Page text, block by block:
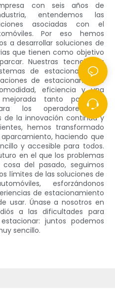
con seis años de
entendemos las
asociadas con el
Por eso hemos
a desarrollar soluciones de
que tienen como objetivo
Nuestras tecnologías
de estacionamiento
de estacionamiento
eficiencia y una
tanto para los
los operadores de
de la innovación continua y
hemos transformado
haciendo que
y accesible para todos.
en el que los problemas
del pasado, seguimos
límites de las soluciones de
esforzándonos
de estacionamiento
usar. Únase a nosotros en
a las dificultades para
juntos podemos
sencillo.